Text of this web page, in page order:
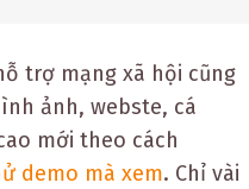
trợ mạng xã hội cũng
ảnh, webste, cá
mới theo cách
demo mà xem. Chỉ vài